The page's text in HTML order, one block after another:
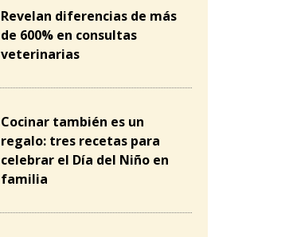
Revelan diferencias de más
de 600% en consultas
veterinarias
Cocinar también es un
regalo: tres recetas para
celebrar el Día del Niño en
familia